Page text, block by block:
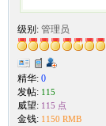
级别: 管理员
精华: 0
发帖: 115
威望: 115 点
金钱: 1150 RMB